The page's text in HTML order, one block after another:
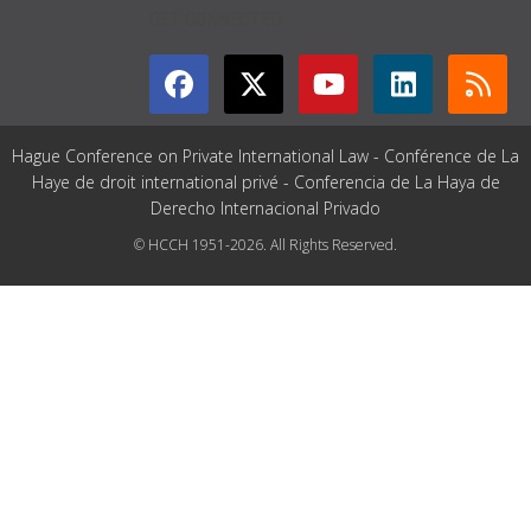
Hague Conference on Private International Law - Conférence de La
Haye de droit international privé - Conferencia de La Haya de
Derecho Internacional Privado
© HCCH 1951-2026. All Rights Reserved.